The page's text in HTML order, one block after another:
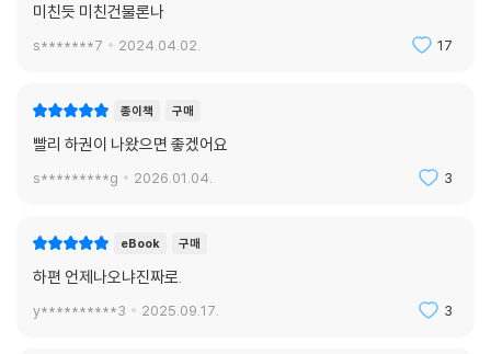
미친듯 미친건물론나
s*******7 2024.04.02. 17
종이책 구매
빨리 하권이 나왔으면 좋겠어요
s*********g 2026.01.04. 3
eBook 구매
하편 언제나오냐진짜로.
y**********3 2025.09.17. 3